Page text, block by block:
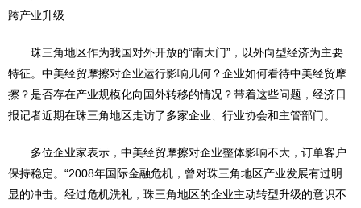
跨产业升级
珠三角地区作为我国对外开放的“南大门”，以外向型经济为主要
特征。中美经贸摩擦对企业运行影响几何？企业如何看待中美经贸摩
擦？是否存在产业规模化向国外转移的情况？带着这些问题，经济日
报记者近期在珠三角地区走访了多家企业、行业协会和主管部门。
多位企业家表示，中美经贸摩擦对企业整体影响不大，订单客户
保持稳定。“2008年国际金融危机，曾对珠三角地区产业发展有过明
显的冲击。经过危机洗礼，珠三角地区的企业主动转型升级的意识不